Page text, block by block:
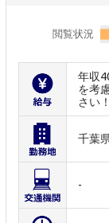
閲覧状況
年収
を考
さい！
千葉
-